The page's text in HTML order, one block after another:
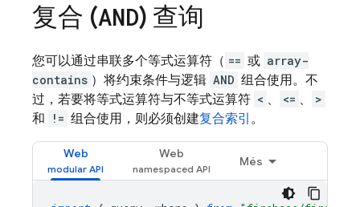
复合 (AND) 查询
您可以通过串联多个等式运算符（ == 或 array-
contains ）将约束条件与逻辑 AND 组合使用。不
过，若要将等式运算符与不等式运算符 < 、 <= 、 >
和 != 组合使用，则必须创建复合索引 。
Web Web
Més